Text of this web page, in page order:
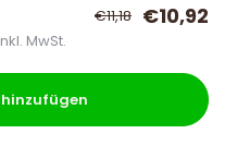
€11,18 €10,92
MwSt.